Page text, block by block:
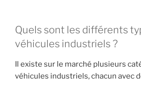
Quels sont les différents
véhicules industriels ?
Il existe sur le marché plusieurs
véhicules industriels, chacun avec